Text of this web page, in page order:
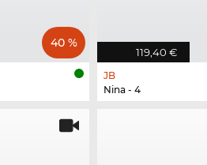
40 %
119,40 €
JB
Nina - 4